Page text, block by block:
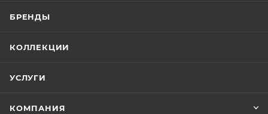
БРЕНДЫ
КОЛЛЕКЦИИ
УСЛУГИ
КОМПАНИЯ